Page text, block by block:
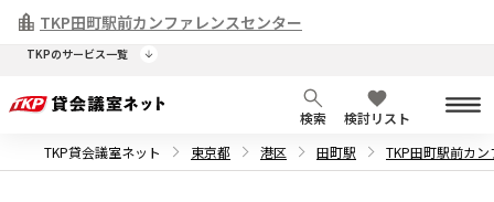
2026年7月30日令和8年熊本地震により被災された皆さまへ
TKPのサービス一覧
検索
検討リスト
TKP貸会議室ネット
東京都 港区 田町駅 TKP田町駅前カ
TKP田町駅前カンファレンスセンター